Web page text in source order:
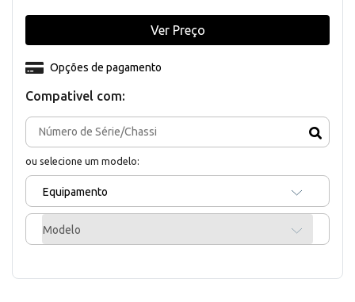
Compativel com:
ou selecione um modelo:
Equipamento
Modelo
Opções de pagamento
Ver Preço